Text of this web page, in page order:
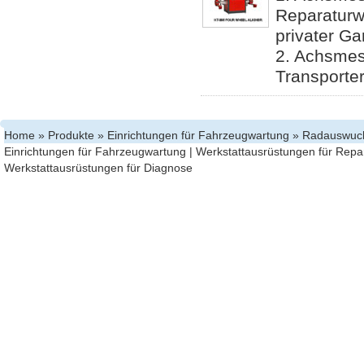
privater
2.
Home » Produkte » Einrichtungen für Fahrzeugwartung »
Einrichtungen für Fahrzeugwartung | Werkstattausrüstungen für
Werkstattausrüstungen für Diagnose